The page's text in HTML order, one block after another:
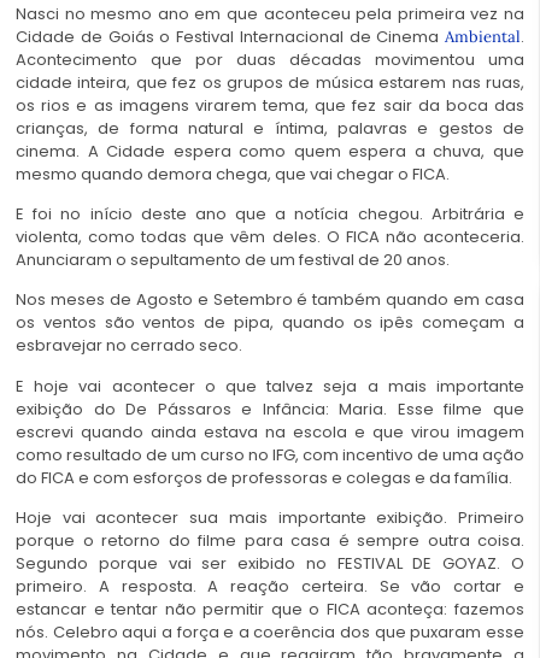
Nasci no mesmo ano em que aconteceu pela primeira vez na
Cidade de Goiás o Festival Internacional de Cinema Ambiental.
Acontecimento que por duas décadas movimentou uma
cidade inteira, que fez os grupos de música estarem nas ruas,
os rios e as imagens virarem tema, que fez sair da boca das
crianças, de forma natural e íntima, palavras e gestos de
cinema. A Cidade espera como quem espera a chuva, que
mesmo quando demora chega, que vai chegar o FICA.
E foi no início deste ano que a notícia chegou. Arbitrária e
violenta, como todas que vêm deles. O FICA não aconteceria.
Anunciaram o sepultamento de um festival de 20 anos.
Nos meses de Agosto e Setembro é também quando em casa
os ventos são ventos de pipa, quando os ipês começam a
esbravejar no cerrado seco.
E hoje vai acontecer o que talvez seja a mais importante
exibição do De Pássaros e Infância: Maria. Esse filme que
escrevi quando ainda estava na escola e que virou imagem
como resultado de um curso no IFG, com incentivo de uma ação
do FICA e com esforços de professoras e colegas e da família.
Hoje vai acontecer sua mais importante exibição. Primeiro
porque o retorno do filme para casa é sempre outra coisa.
Segundo porque vai ser exibido no FESTIVAL DE GOYAZ. O
primeiro. A resposta. A reação certeira. Se vão cortar e
estancar e tentar não permitir que o FICA aconteça: fazemos
nós. Celebro aqui a força e a coerência dos que puxaram esse